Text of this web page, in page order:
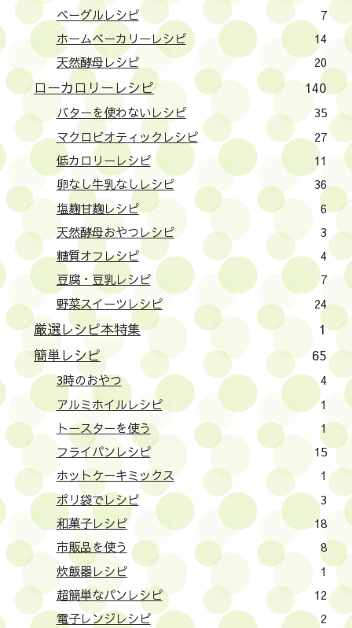
ベーグルレシピ
7
ホームベーカリーレシピ
14
天然酵母レシピ
20
ローカロリーレシピ 140
バターを使わないレシピ
35
マクロビオティックレシピ
27
低カロリーレシピ
11
卵なし牛乳なしレシピ
36
塩麹甘麹レシピ
6
天然酵母おやつレシピ
3
糖質オフレシピ
4
豆腐・豆乳レシピ
7
野菜スイーツレシピ
24
厳選レシピ本特集
1
簡単レシピ
65
3時のおやつ
4
アルミホイルレシピ
1
トースターを使う
1
フライパンレシピ
15
ホットケーキミックス
1
ポリ袋でレシピ
3
和菓子レシピ
18
市販品を使う
8
炊飯器レシピ
1
超簡単なパンレシピ
12
電子レンジレシピ
2